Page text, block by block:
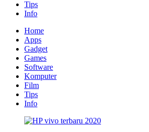
Tips
Info
Home
Apps
Gadget
Games
Software
Komputer
Film
Tips
Info